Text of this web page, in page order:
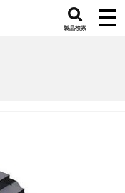
製品検索